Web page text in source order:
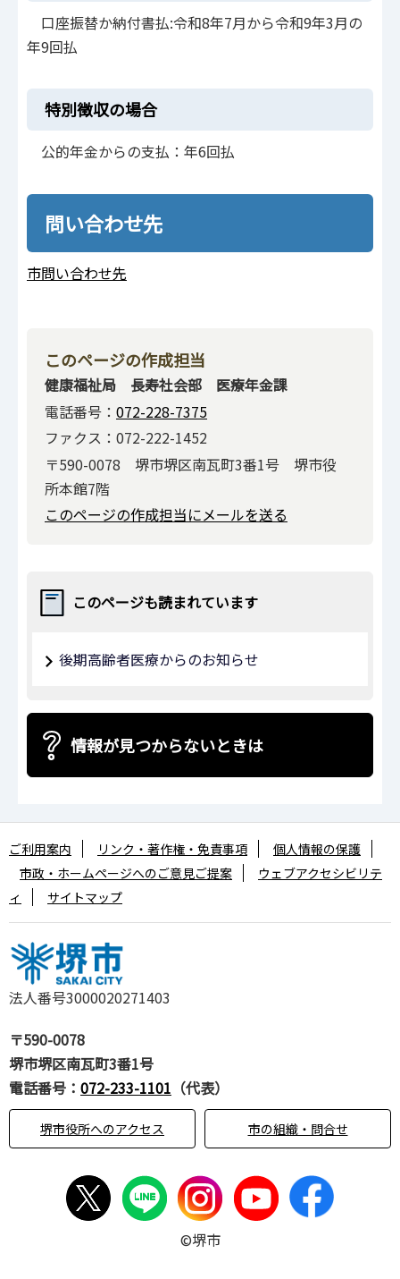
口座振替か納付書払:令和8年7月から令和9年3月の
年9回払
特別徴収の場合
公的年金からの支払：年6回払
問い合わせ先
市問い合わせ先
このページの作成担当
健康福祉局 長寿社会部 医療年金課
電話番号： 072-228-7375
ファクス：072-222-1452
〒590-0078 堺市堺区南瓦町3番1号 堺市役
所本館7階
このページの作成担当にメールを送る
このページも読まれています
後期高齢者医療からのお知らせ
情報が見つからないときは
法人番号3000020271403
〒590-0078
堺市堺区南瓦町3番1号
電話番号： 072-233-1101 （代表）
堺市役所へのアクセス 市の組織・問合せ
ご利用案内 リンク・著作権・免責事項
個人情報の保護
市政・ホームページへのご意見ご提案
ウェブアクセシビリテ
ィ
サイトマップ
©堺市